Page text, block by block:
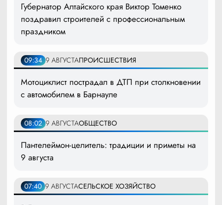
Губернатор Алтайского края Виктор Томенко
поздравил строителей с профессиональным
праздником
09:34 9 АВГУСТАПРОИСШЕСТВИЯ
Мотоциклист пострадал в ДТП при столкновении
с автомобилем в Барнауле
08:02 9 АВГУСТАОБЩЕСТВО
Пантелеймон-целитель: традиции и приметы на
9 августа
07:40 9 АВГУСТАСЕЛЬСКОЕ ХОЗЯЙСТВО